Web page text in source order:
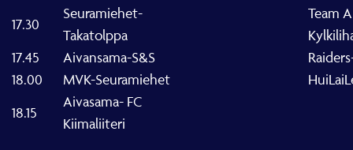
17.30
Seuramiehet-
Takatolppa
Team
17.45
Aivansama-S&S
18.00
MVK-Seuramiehet
18.15
Aivasama- FC
Kiimaliiteri